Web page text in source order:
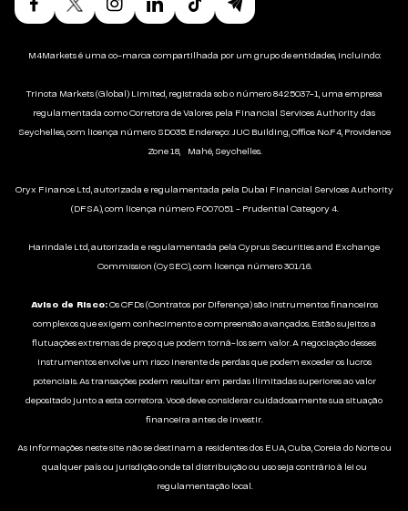
M4Markets é uma co-marca compartilhada por um grupo de entidades, incluindo:
Trinota Markets (Global) Limited, registrada sob o número 8425037-1, uma empresa
regulamentada como Corretora de Valores pela Financial Services Authority das
Seychelles, com licença número SD035. Endereço: JUC Building, Office No.F4, Providence
Zone 18, Mahé, Seychelles.
Oryx Finance Ltd, autorizada e regulamentada pela Dubai Financial Services Authority
(DFSA), com licença número F007051 - Prudential Category 4.
Harindale Ltd, autorizada e regulamentada pela Cyprus Securities and Exchange
Commission (CySEC), com licença número 301/16.
Aviso de Risco:Os CFDs (Contratos por Diferença) são instrumentos financeiros
complexos que exigem conhecimento e compreensão avançados. Estão sujeitos a
flutuações extremas de preço que podem torná-los sem valor. A negociação desses
instrumentos envolve um risco inerente de perdas que podem exceder os lucros
potenciais. As transações podem resultar em perdas ilimitadas superiores ao valor
depositado junto a esta corretora. Você deve considerar cuidadosamente sua situação
financeira antes de investir.
As informações neste site não se destinam a residentes dos EUA, Cuba, Coreia do Norte ou
qualquer país ou jurisdição onde tal distribuição ou uso seja contrário à lei ou
regulamentação local.